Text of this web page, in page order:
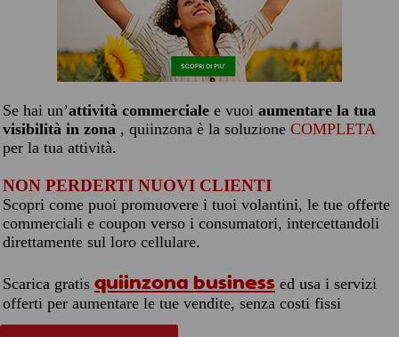
Se hai un’attività commerciale e vuoi aumentare la tua
visibilità in zona , quiinzona è la soluzione COMPLETA
per la tua attività.
NON PERDERTI NUOVI CLIENTI
Scopri come puoi promuovere i tuoi volantini, le tue offerte
commerciali e coupon verso i consumatori, intercettandoli
direttamente sul loro cellulare.
Scarica gratis quiinzona business ed usa i servizi
offerti per aumentare le tue vendite, senza costi fissi